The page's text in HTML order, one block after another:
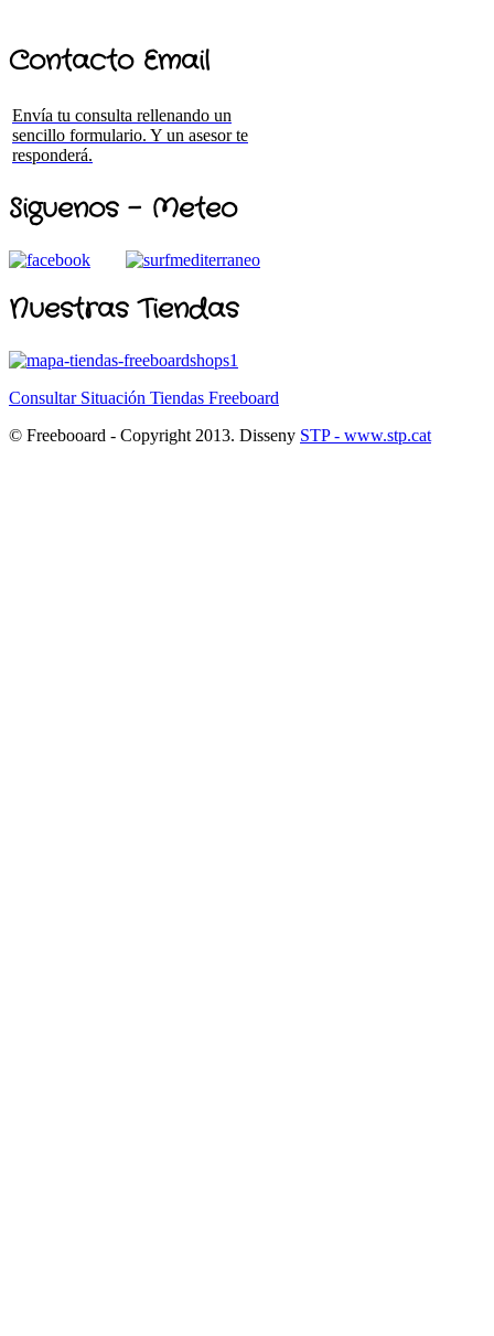
Contacto Email
Envía tu consulta rellenando un
sencillo formulario. Y un asesor te
responderá.
Siguenos - Meteo
Nuestras Tiendas
Consultar Situación Tiendas Freeboard
© Freebooard - Copyright 2013. Disseny STP - www.stp.cat